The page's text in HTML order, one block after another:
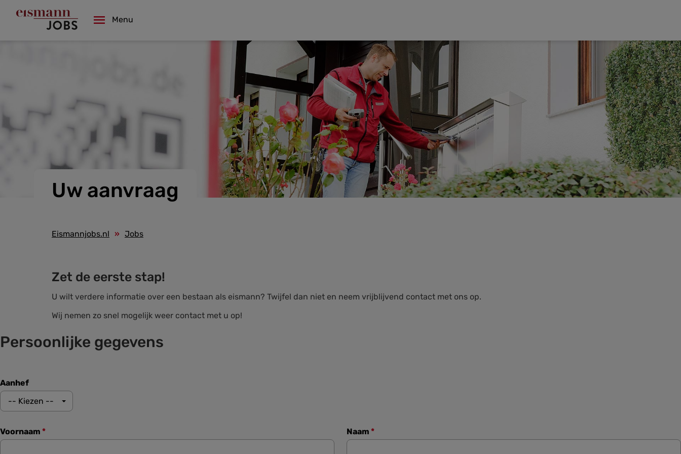
content
Menu
Uw aanvraag
Eismannjobs.nl Jobs
Zet de eerste stap!
U wilt verdere informatie over een bestaan als eismann? Twijfel dan niet en neem vrijblijvend contact met ons op.
Wij nemen zo snel mogelijk weer contact met u op!
Persoonlijke gegevens
Aanhef
-- Kiezen --
Voornaam * Naam *